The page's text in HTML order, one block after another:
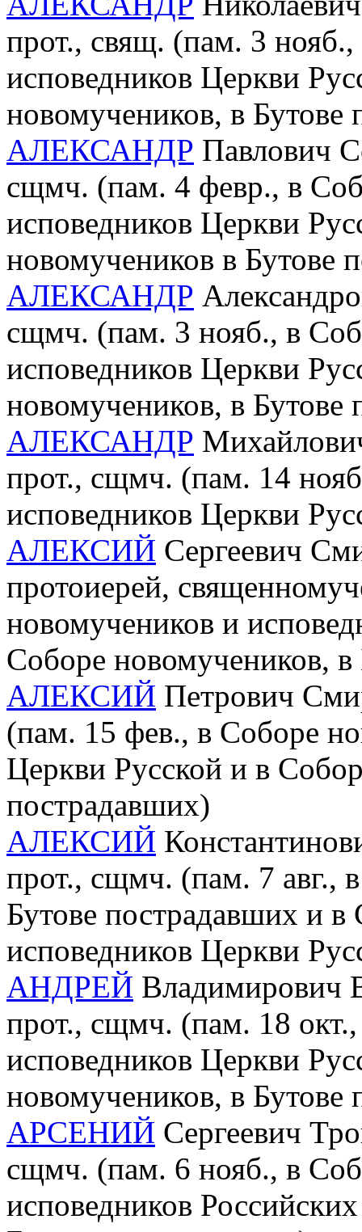
прот., свящ. (пам. 3
исповедников Церкви
новомучеников, в Бутове
АЛЕКСАНДР Павлович
сщмч. (пам. 4 февр., в
исповедников Церкви
новомучеников в Бутове
АЛЕКСАНДР
сщмч. (пам. 3 нояб., в
исповедников Церкви
новомучеников, в Бутове
АЛЕКСАНДР
прот., сщмч. (пам. 14
исповедников Церкви
АЛЕКСИЙ Сергеевич
протоиерей,
новомучеников и
Соборе новомучеников,
АЛЕКСИЙ Петрович
(пам. 15 фев., в Соборе
Церкви Русской и в
пострадавших)
АЛЕКСИЙ
прот., сщмч. (пам. 7 авг.,
Бутове пострадавших и
исповедников Церкви
АНДРЕЙ Владимирович
прот., сщмч. (пам. 18
исповедников Церкви
новомучеников, в Бутове
АРСЕНИЙ Сергеевич
сщмч. (пам. 6 нояб., в
исповедников